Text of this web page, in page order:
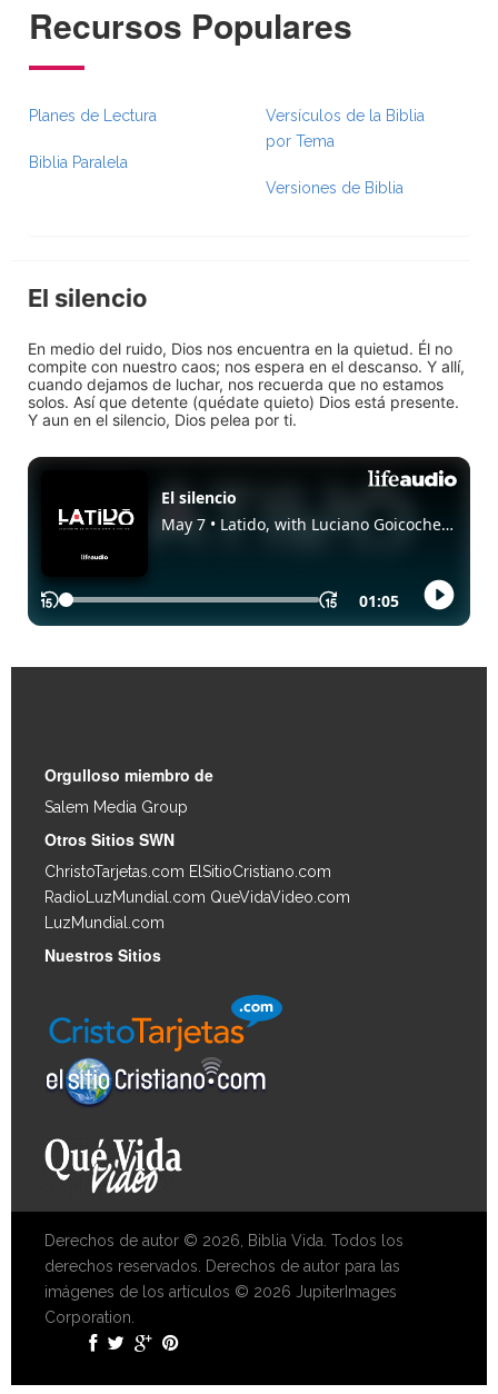
Recursos Populares
Planes de Lectura
Biblia Paralela
Versículos de la Biblia
por Tema
Versiones de Biblia
El silencio
En medio del ruido, Dios nos encuentra en la quietud. Él no
compite con nuestro caos; nos espera en el descanso. Y allí,
cuando dejamos de luchar, nos recuerda que no estamos
solos. Así que detente (quédate quieto) Dios está presente.
Y aun en el silencio, Dios pelea por ti.
Orgulloso miembro de
Salem Media Group
Otros Sitios SWN
ChristoTarjetas.com ElSitioCristiano.com
RadioLuzMundial.com QueVidaVideo.com
LuzMundial.com
Nuestros Sitios
Derechos de autor © 2026, Biblia Vida. Todos los
derechos reservados. Derechos de autor para las
imágenes de los artículos © 2026 JupiterImages
Corporation.